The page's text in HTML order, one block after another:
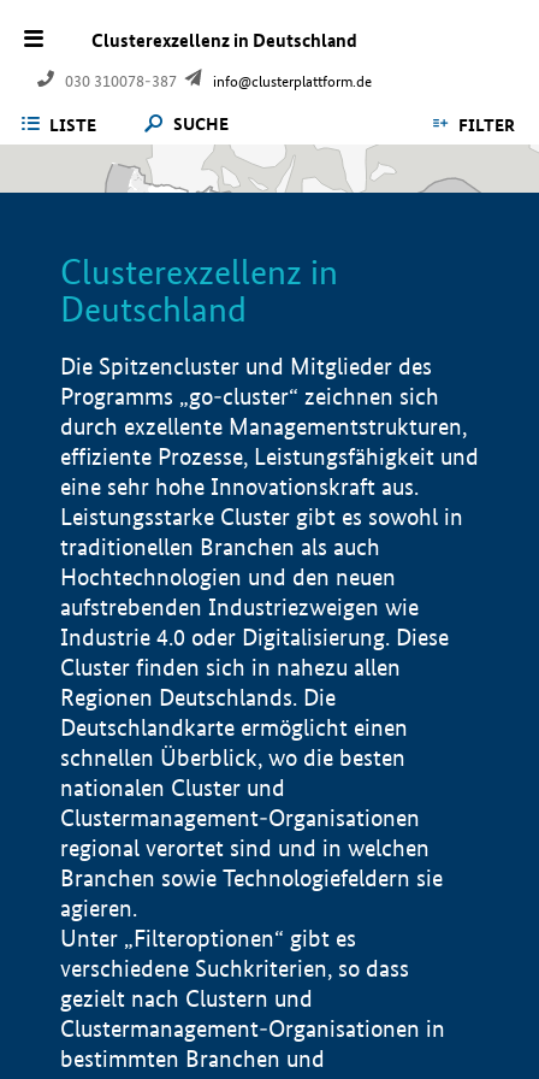
Clusterexzellenz in Deutschland
030 310078-387 info@clusterplattform.de
LISTE SUCHE FILTER
Clusterexzellenz in
Deutschland
Die Spitzencluster und Mitglieder des
Programms „go-cluster“ zeichnen sich
durch exzellente Managementstrukturen,
effiziente Prozesse, Leistungsfähigkeit und
eine sehr hohe Innovationskraft aus.
Leistungsstarke Cluster gibt es sowohl in
traditionellen Branchen als auch
Hochtechnologien und den neuen
aufstrebenden Industriezweigen wie
Industrie 4.0 oder Digitalisierung. Diese
Cluster finden sich in nahezu allen
Regionen Deutschlands. Die
Deutschlandkarte ermöglicht einen
schnellen Überblick, wo die besten
nationalen Cluster und
Clustermanagement-Organisationen
regional verortet sind und in welchen
Branchen sowie Technologiefeldern sie
agieren.
Unter „Filteroptionen“ gibt es
verschiedene Suchkriterien, so dass
gezielt nach Clustern und
Clustermanagement-Organisationen in
bestimmten Branchen und
Impressum
Datenschutzerklärung
BMWE, 2026 ©
100 km © Geobasis-DE / BKG 2015